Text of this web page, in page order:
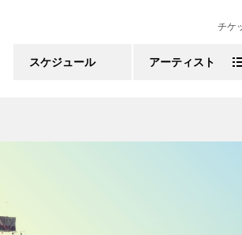
チケ
スケジュール アーティスト